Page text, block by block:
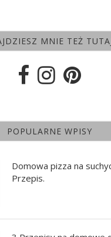
MNIE TEŻ
POPULARNE WPISY
Domowa pizza na
Przepis.